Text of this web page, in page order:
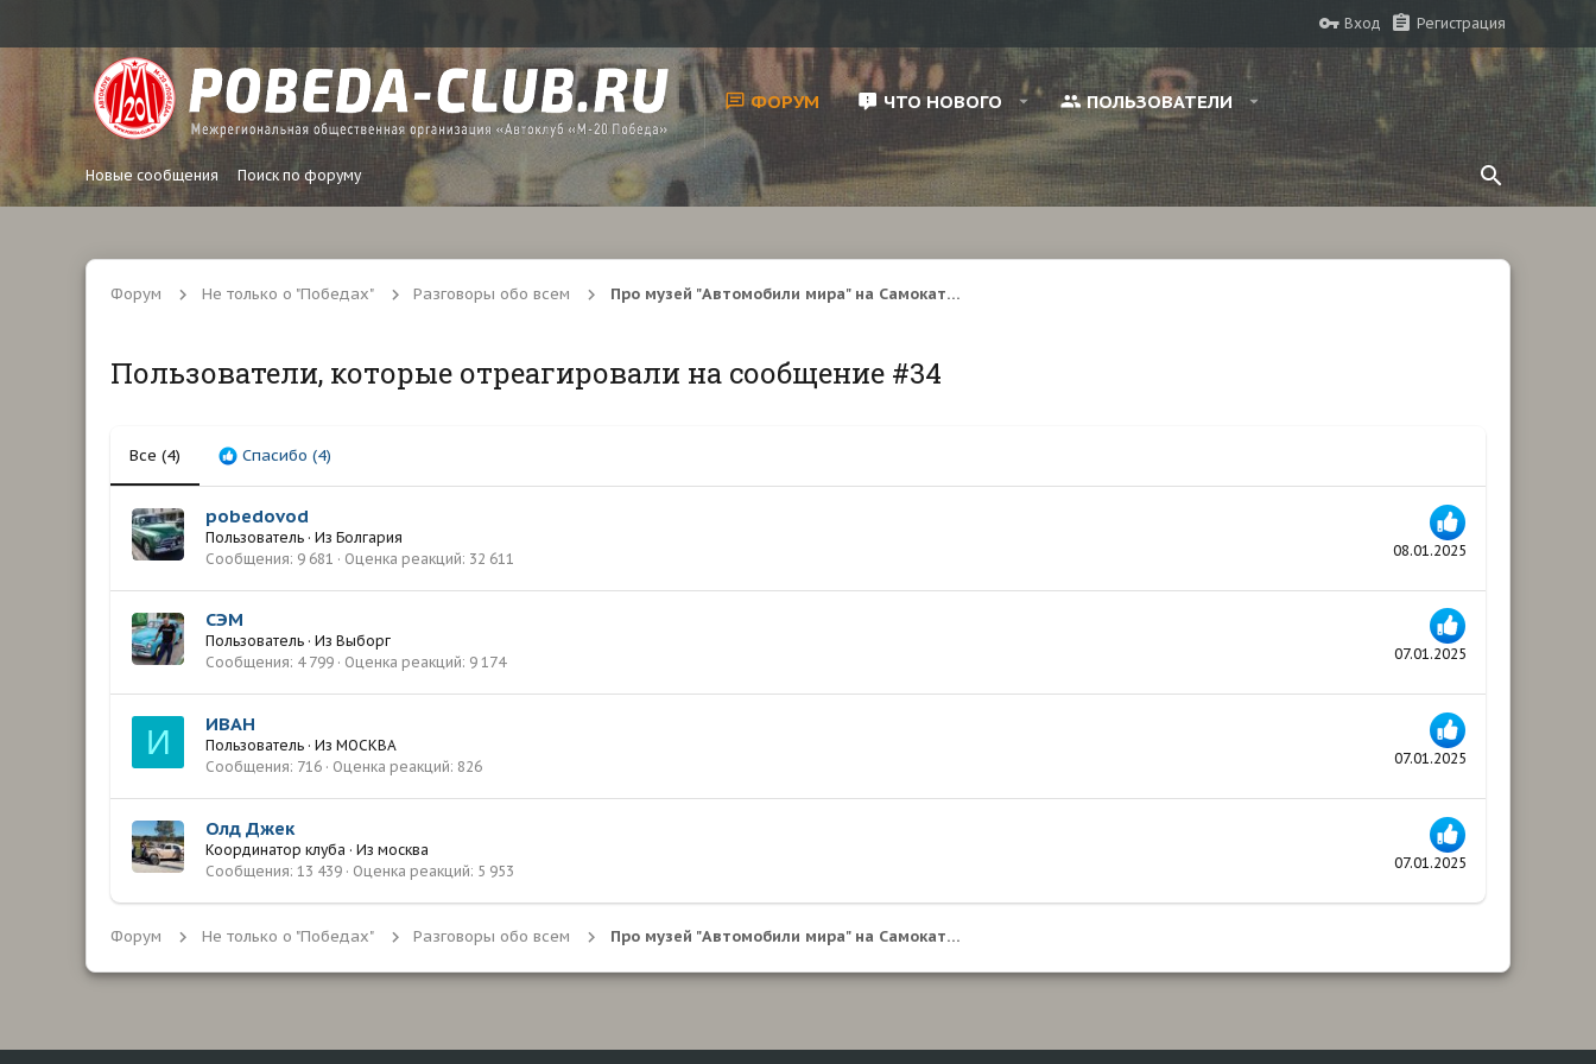
Вход Регистрация
ФОРУМ ЧТО НОВОГО ПОЛЬЗОВАТЕЛИ
Новые сообщения Поиск по форуму
Форум Не только о "Победах" Разговоры обо всем Про музей "Автомобили мира" на Самокатной
Пользователи, которые отреагировали на сообщение #34
Все (4) Спасибо (4)
08.01.2025
pobedovod
Пользователь · Из Болгария
Сообщения 9 681 Оценка реакций 32 611
07.01.2025
СЭМ
Пользователь · Из Выборг
Сообщения 4 799 Оценка реакций 9 174
И 07.01.2025
ИВАН
Пользователь · Из МОСКВА
Сообщения 716 Оценка реакций 826
07.01.2025
Олд Джек
Координатор клуба · Из москва
Сообщения 13 439 Оценка реакций 5 953
Форум Не только о "Победах" Разговоры обо всем Про музей "Автомобили мира" на Самокатной